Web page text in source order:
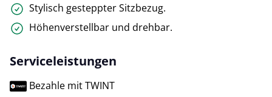
Stylisch gesteppter Sitzbezug.
Höhenverstellbar und drehbar.
Serviceleistungen
Bezahle mit TWINT